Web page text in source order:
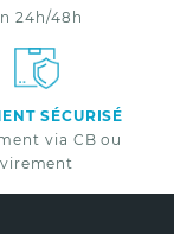
24h/48h
SÉCURISÉ
via CB ou
virement